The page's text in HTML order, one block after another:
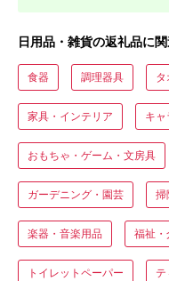
日用品・雑貨の返礼品に
食器 調理器具 タ
家具・インテリア キ
おもちゃ・ゲーム・文房具
ガーデニング・園芸 掃
楽器・音楽用品 福祉・
トイレットペーパー テ